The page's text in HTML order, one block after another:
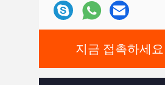
지금 접촉하세요